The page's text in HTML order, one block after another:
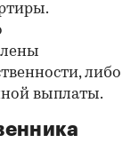
либо
выплаты.